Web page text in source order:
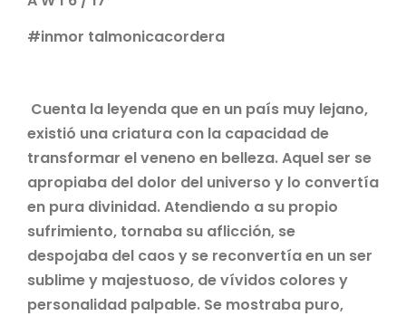
#inmor talmonicacordera
Cuenta la leyenda que en un país muy lejano,
existió una criatura con la capacidad de
transformar elveneno en belleza. Aquel ser se
apropiaba del dolor del universo y lo convertía
en pura divinidad.Atendiendo a su propio
sufrimiento, tornaba su aflicción, se
despojaba del caos y se reconvertía en un ser
sublime y majestuoso, de vívidos colores y
personalidad palpable. Se mostraba puro,